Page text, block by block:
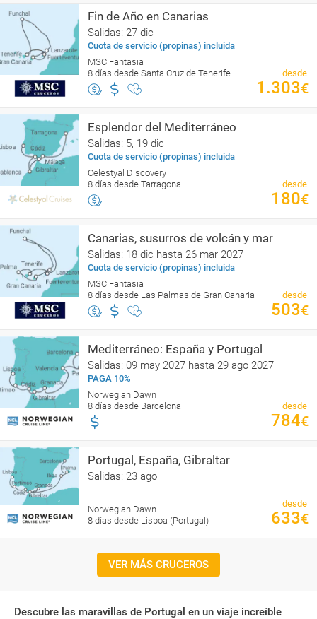
Fin de Año en Canarias
Salidas: 27 dic
Cuota de servicio (propinas) incluida
MSC Fantasia
8 días desde Santa Cruz de Tenerife
desde
1.303€
Esplendor del Mediterráneo
Salidas: 5, 19 dic
Cuota de servicio (propinas) incluida
Celestyal Discovery
8 días desde Tarragona
desde
180€
Canarias, susurros de volcán y mar
Salidas: 18 dic hasta 26 mar 2027
Cuota de servicio (propinas) incluida
MSC Fantasia
8 días desde Las Palmas de Gran Canaria
desde
503€
Mediterráneo: España y Portugal
Salidas: 09 may 2027 hasta 29 ago 2027
PAGA 10%
Norwegian Dawn
8 días desde Barcelona
desde
784€
Portugal, España, Gibraltar
Salidas: 23 ago
Norwegian Dawn
8 días desde Lisboa (Portugal)
desde
633€
VER MÁS CRUCEROS
Descubre las maravillas de Portugal en un viaje increíble